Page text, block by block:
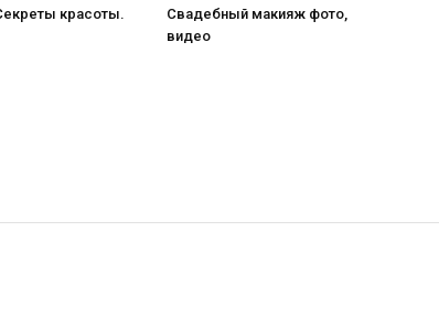
красоты.
Свадебный макияж фото,
видео